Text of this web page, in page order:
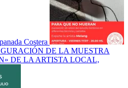
Costera
DE LA MUESTRA
DE LA ARTISTA LOCAL,